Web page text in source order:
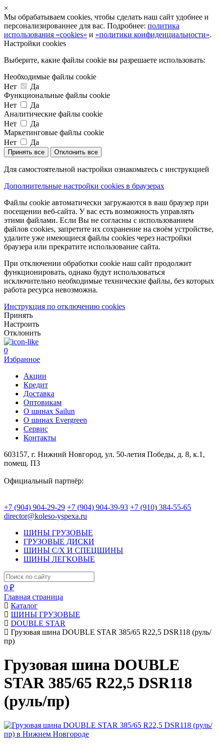
×
Мы обрабатываем cookies, чтобы сделать наш сайт удобнее и
персонализированнее для вас. Подробнее: политика
использования «cookies» и «политики конфиденциальности».
Настройки cookies
Выберите, какие файлы cookie вы разрешаете использовать:
Необходимые файлы cookie
Нет
Да
Функциональные файлы cookie
Нет
Да
Аналитические файлы cookie
Нет
Да
Маркетинговые файлы cookie
Нет
Да
Принять все Отклонить все
Для самостоятельной настройки ознакомьтесь с инструкцией
Дополнительные настройки cookies в браузерах
Файлы cookie автоматически загружаются в ваш браузер при
посещении веб-сайта. У вас есть возможность управлять
этими файлами. Если Вы не согласны с использованием
файлов cookies, запретите их сохранение на своём устройстве,
удалите уже имеющиеся файлы cookies через настройки
браузера или прекратите использование сайта.
При отключении обработки cookie наш сайт продолжит
функционировать, однако будут использоваться
исключительно необходимые технические файлы, без которых
работа ресурса невозможна.
Инструкция по отключению cookies
Принять
Настроить
Отклонить
0
Избранное
Акции
Кредит
Доставка
Оптовикам
О шинах Sailun
О шинах Evergreen
Сервис
Контакты
603157, г. Нижний Новгород, ул. 50-летия Победы, д. 8, к.1,
помещ. П3
Официальный партнёр:
+7 (904) 904-29-29 +7 (904) 904-39-93 +7 (910) 384-55-65
director@koleso-yspexa.ru
ШИНЫ ГРУЗОВЫЕ
ГРУЗОВЫЕ ДИСКИ
ШИНЫ С/Х И СПЕЦШИНЫ
ШИНЫ ЛЕГКОВЫЕ
0 ₽
Главная страница
Каталог
ШИНЫ ГРУЗОВЫЕ
DOUBLE STAR
Грузовая шина DOUBLE STAR 385/65 R22,5 DSR118 (руль/
пр)
Грузовая шина DOUBLE
STAR 385/65 R22,5 DSR118
(руль/пр)